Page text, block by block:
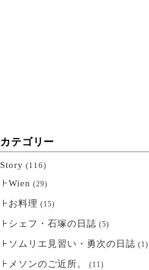
カテゴリー
Story (116)
Wien (29)
お料理 (15)
シェフ・石塚の日誌 (5)
ソムリエ見習い・勇次の日誌 (1)
メソンのご近所。 (11)